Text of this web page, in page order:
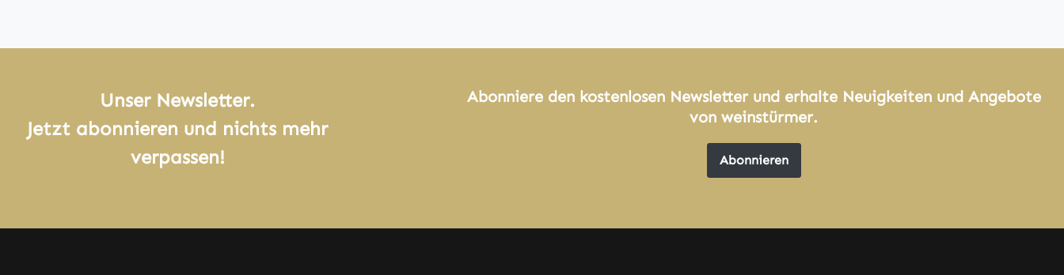
Unser Newsletter.
Jetzt abonnieren und nichts mehr
verpassen!
Abonniere den kostenlosen Newsletter und erhalte Neuigkeiten und Angebote
von weinstürmer.
Abonnieren